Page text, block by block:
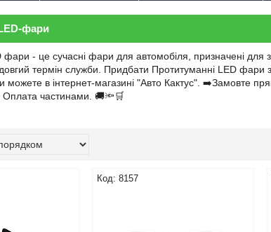
фари
фари - це сучасні фари для автомобіля, призначені
довгий термін служби. Придбати Протитуманні LED
можете в інтернет-магазині "Авто Кактус". ➡️Замовте
Оплата частинами. 🚚🔦🛒
8157